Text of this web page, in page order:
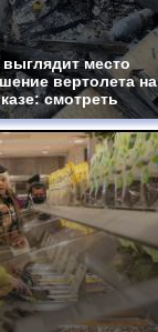
выглядит место
вертолета на
смотреть